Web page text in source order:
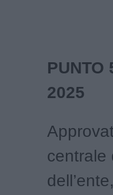
2025
centrale